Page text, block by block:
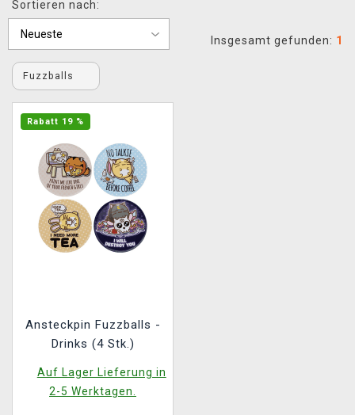
XZONE CLUB
Sortieren nach:
Insgesamt gefunden: 1
Fuzzballs
Rabatt 19 %
Ansteckpin Fuzzballs -
Drinks (4 Stk.)
Auf Lager Lieferung in
2-5 Werktagen.